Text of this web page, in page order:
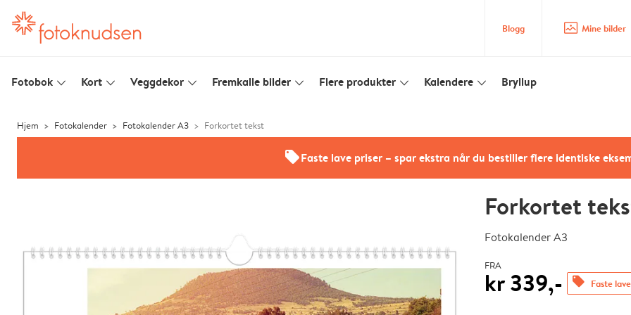
Blogg image_placeholder Mine bilder
Fotobok slim_arrow_down Kort slim_arrow_down Veggdekor slim_arrow_down Fremkalle bilder slim_arrow_down Flere produkter slim_arrow_down Kalendere slim_arrow_down Bryllup
Hjem Fotokalender Fotokalender A3 Forkortet tekst
offersFaste lave priser – spar ekstra når du bestiller flere identiske
Forkortet
Fotokalender A3
FRA
kr 339,- offers Faste